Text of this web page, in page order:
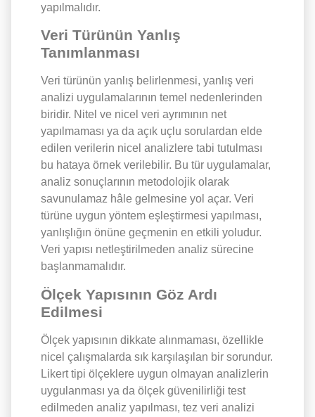
yapılmalıdır.
Veri Türünün Yanlış
Tanımlanması
Veri türünün yanlış belirlenmesi, yanlış veri
analizi uygulamalarının temel nedenlerinden
biridir. Nitel ve nicel veri ayrımının net
yapılmaması ya da açık uçlu sorulardan elde
edilen verilerin nicel analizlere tabi tutulması
bu hataya örnek verilebilir. Bu tür uygulamalar,
analiz sonuçlarının metodolojik olarak
savunulamaz hâle gelmesine yol açar. Veri
türüne uygun yöntem eşleştirmesi yapılması,
yanlışlığın önüne geçmenin en etkili yoludur.
Veri yapısı netleştirilmeden analiz sürecine
başlanmamalıdır.
Ölçek Yapısının Göz Ardı
Edilmesi
Ölçek yapısının dikkate alınmaması, özellikle
nicel çalışmalarda sık karşılaşılan bir sorundur.
Likert tipi ölçeklere uygun olmayan analizlerin
uygulanması ya da ölçek güvenilirliği test
edilmeden analiz yapılması, tez veri analizi